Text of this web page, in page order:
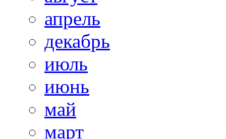
апрель
декабрь
июль
июнь
май
март